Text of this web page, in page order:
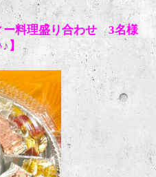
ー料理盛り合わせ 3名様
】